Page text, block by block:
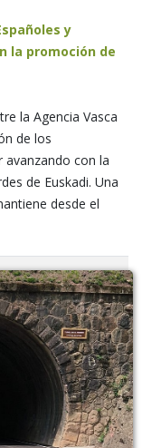
y
la promoción de
la Agencia Vasca
de los
avanzando con la
de Euskadi. Una
desde el